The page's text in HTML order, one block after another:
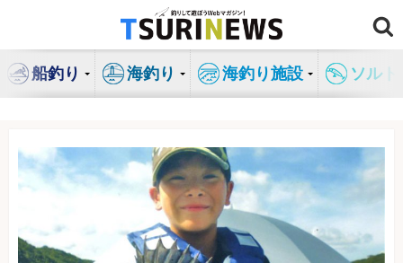
ン
船釣り 海釣り 海釣り施設 ソル